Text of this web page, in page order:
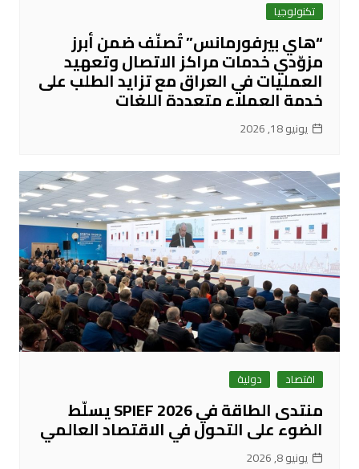
تكنولوجيا
“هاي بيرفورمانس” تُصنّف ضمن أبرز
مزوّدي خدمات مراكز الاتصال وتعهيد
العمليات في العراق مع تزايد الطلب على
خدمة العملاء متعددة اللغات
يونيو 18, 2026
اقتصاد دولية
منتدى الطاقة في SPIEF 2026 يسلّط
الضوء على التحول في الاقتصاد العالمي
يونيو 8, 2026